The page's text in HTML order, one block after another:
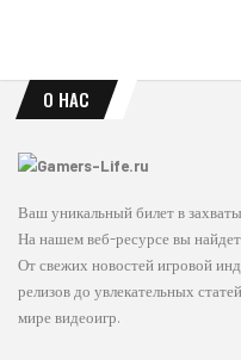
О НАС
Ваш уникальный билет в
На нашем веб-ресурсе вы
От свежих новостей игровой
релизов до увлекательных
мире видеоигр.